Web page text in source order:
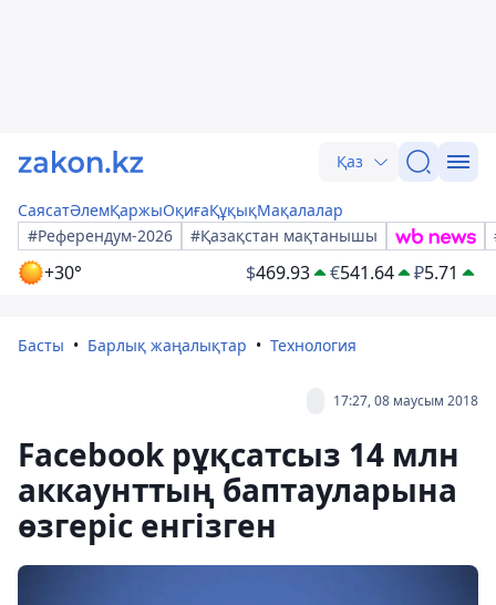
Қаз
СаясатӘлемҚаржыОқиғаҚұқықМақалалар
#Референдум-2026
#Қазақстан мақтанышы
+30° $469.93 €541.64 ₽5.71
Басты Барлық жаңалықтар Технология
17:27, 08 маусым 2018
Facebook рұқсатсыз 14 млн
аккаунттың баптауларына
өзгеріс енгізген